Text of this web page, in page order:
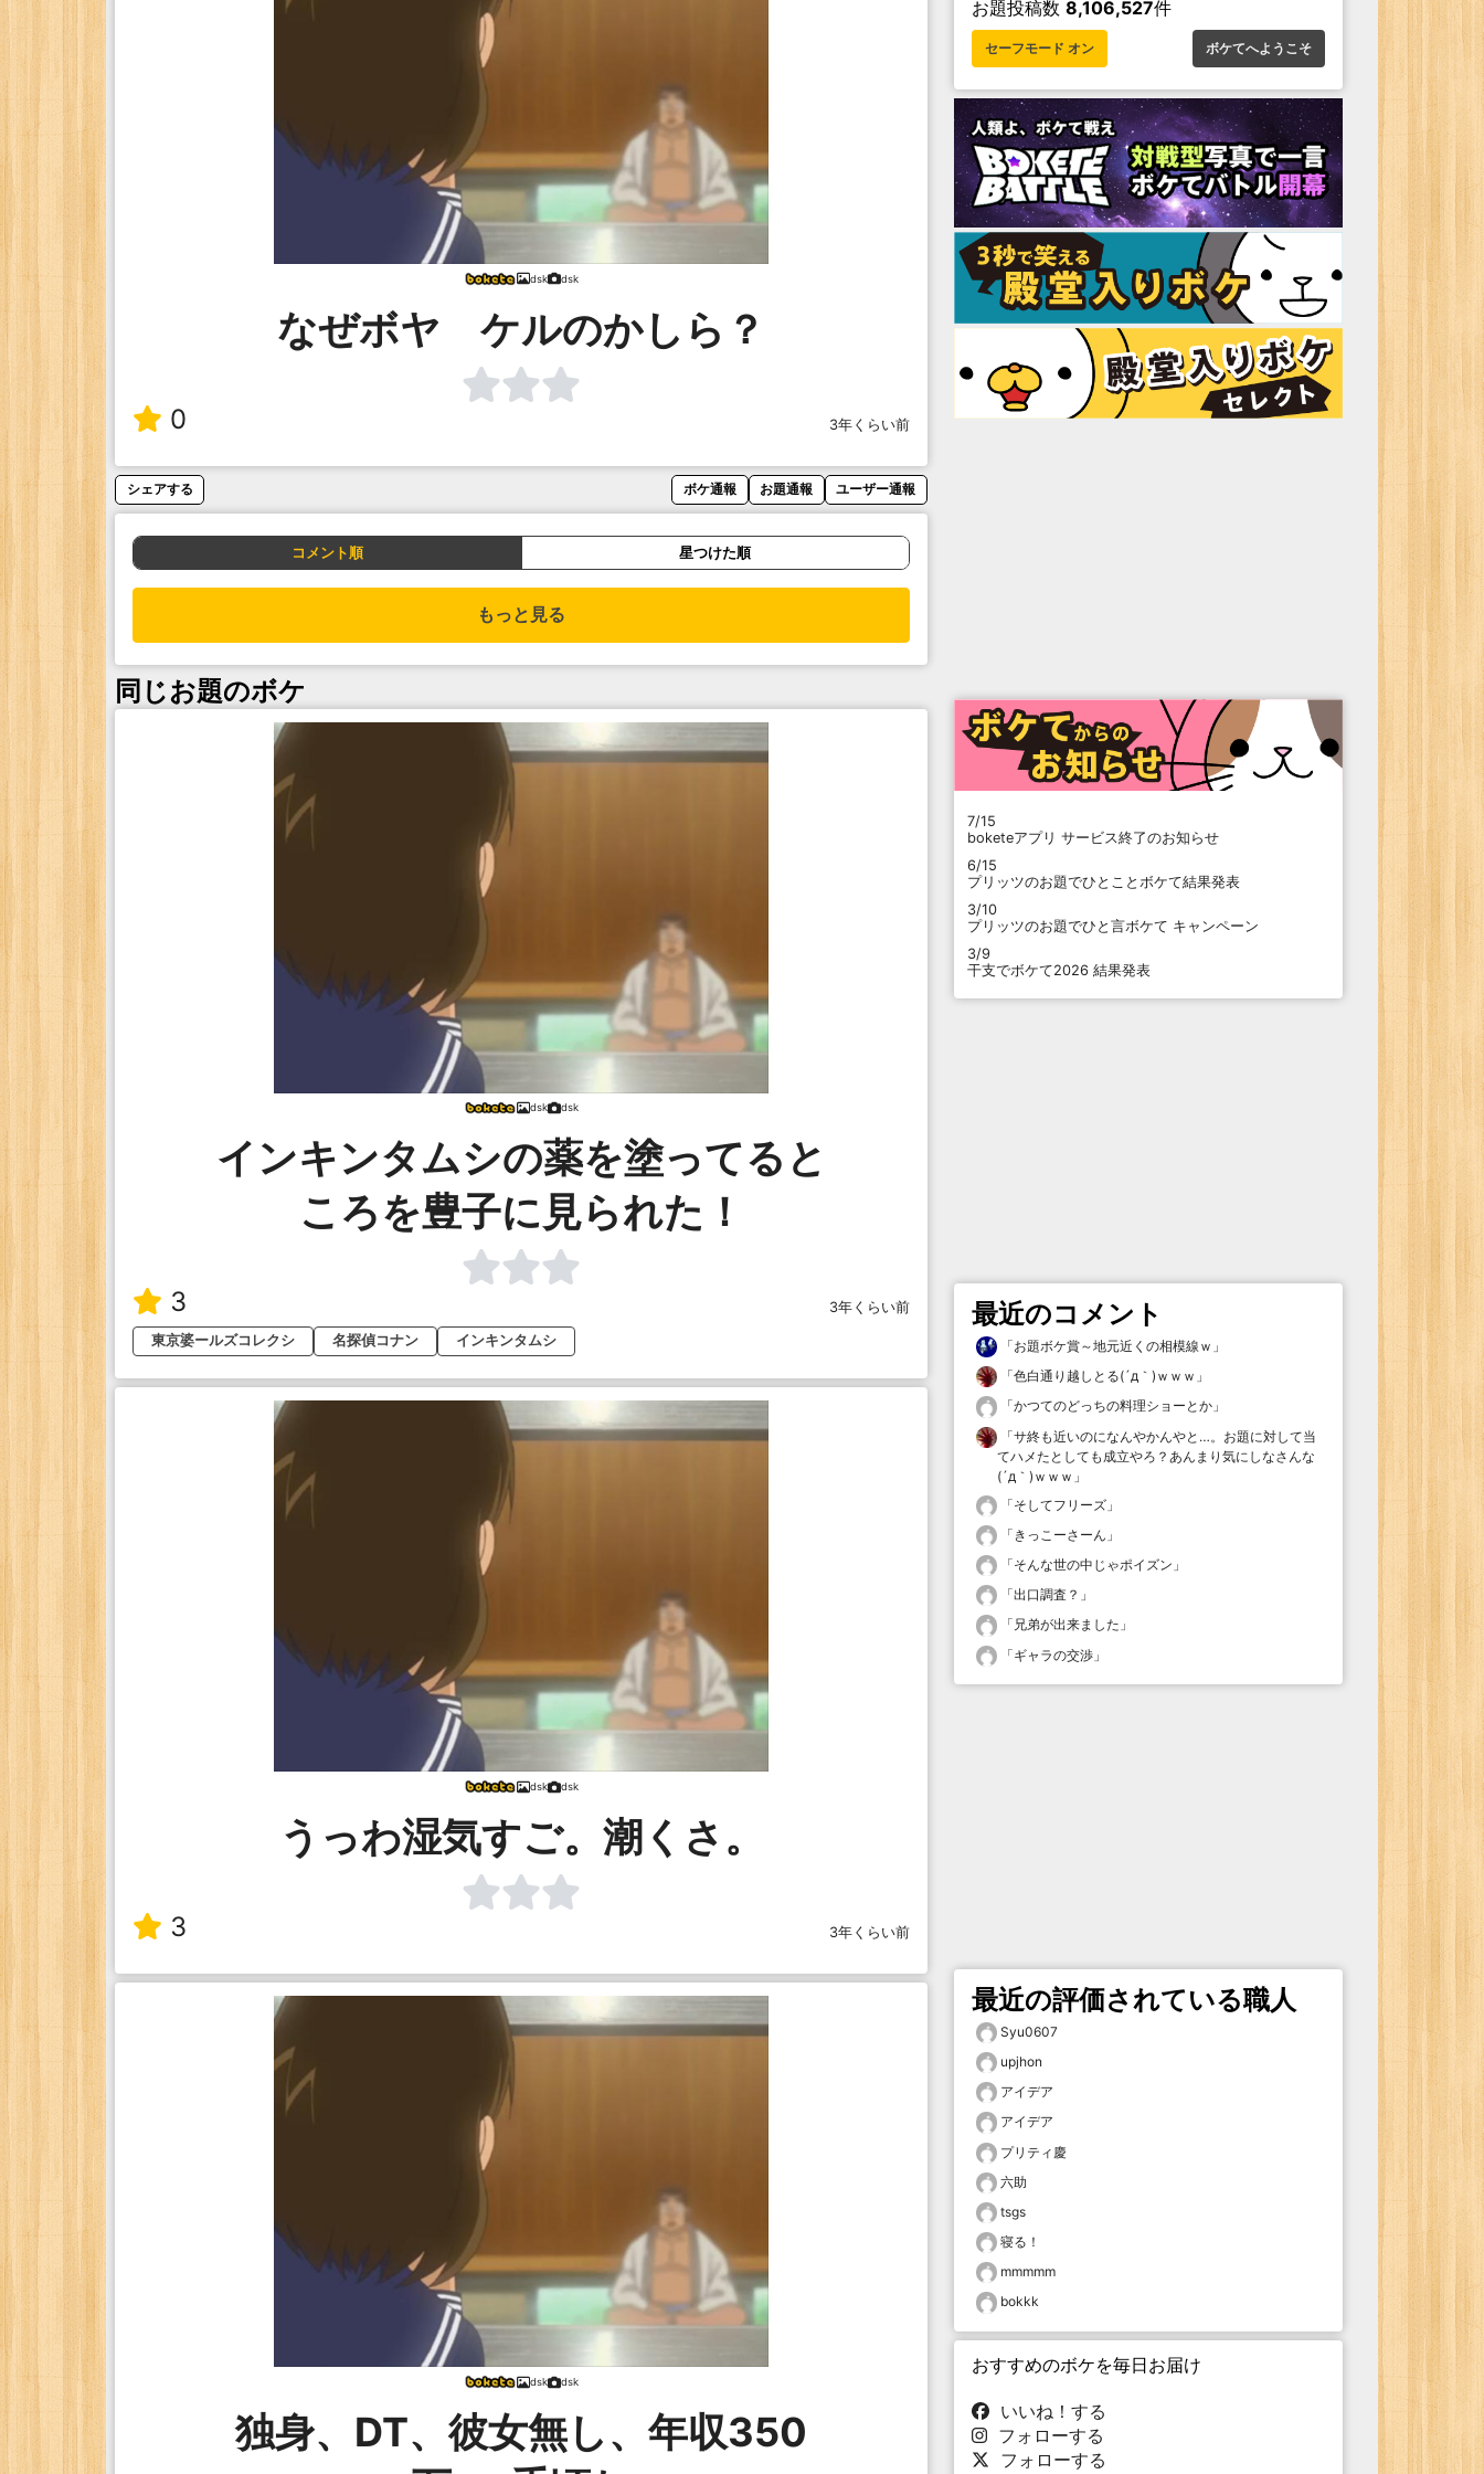
dsk dsk
なぜボヤ ケルのかしら？
0 3年くらい前
シェアする ボケ通報 お題通報 ユーザー通報
コメント順 星つけた順
もっと見る
同じお題のボケ
dsk dsk
インキンタムシの薬を塗ってると
ころを豊子に見られた！
3
3年くらい前
東京婆ールズコレクシ
名探偵コナン インキンタムシ
dsk dsk
うっわ湿気すご。潮くさ。
3 3年くらい前
dsk dsk
独身、DT、彼女無し、年収350
お題投稿数 8,106,527件
セーフモード オン ボケてへようこそ
7/15
boketeアプリ サービス終了のお知らせ
6/15
プリッツのお題でひとことボケて結果発表
3/10
プリッツのお題でひと言ボケて キャンペーン
3/9
干支でボケて2026 結果発表
最近のコメント
「お題ボケ賞～地元近くの相模線ｗ 」
「色白通り越しとる(´д｀)ｗｗｗ 」
「かつてのどっちの料理ショーとか 」
「サ終も近いのになんやかんやと…。お題に対して当
てハメたとしても成立やろ？あんまり気にしなさんな
(´д｀)ｗｗｗ 」
「そしてフリーズ 」
「 きっこーさーん 」
「そんな世の中じゃポイズン 」
「出口調査？ 」
「 兄弟が出来ました 」
「ギャラの交渉 」
最近の評価されている職人
Syu0607
upjhon
アイデア
アイデア
プリティ慶
六助
tsgs
寝る！
mmmmm
bokkk
おすすめのボケを毎日お届け
いいね！する
フォローする
フォローする